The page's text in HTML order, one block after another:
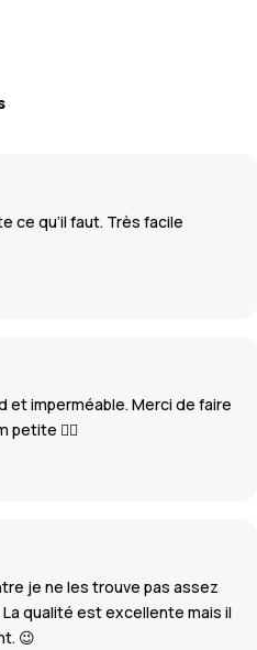
ce qu’il faut. Très facile
et imperméable. Merci de faire
petite ❤️‍🔥
je ne les trouve pas assez
qualité est excellente mais il
😉